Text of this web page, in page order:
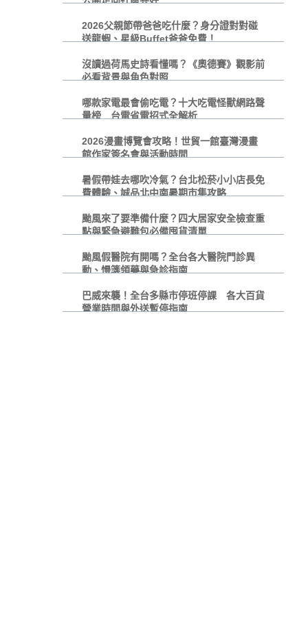
2026父親節帶爸爸吃什麼？身分證對對碰
送龍蝦、星級Buffet爸爸免費！
沒讀過荷馬史詩看懂嗎？《奧德賽》觀影前
必看背景與角色對照
哪款家電最會偷吃電？十大吃電怪獸網路聲
量榜 台電省電招式全解析
2026漫畫博覽會攻略！世貿一館臺灣漫畫
館作家簽名會與活動時間
暑假帶娃去哪吹冷氣？台北松菸小小店長免
費體驗、誠品北中南暑期市集攻略
颱風來了要準備什麼？四大居家安全檢查重
點與緊急避難包必備囤貨清單
颱風假醫院有開嗎？全台各大醫院門診異
動、慢箋領藥與急診指南
巴威來襲！全台多縣市停班停課 各大百貨
營業時間與外送暫停指南